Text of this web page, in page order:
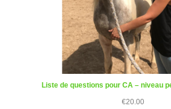
Liste de questions pour CA – niveau
€20.00